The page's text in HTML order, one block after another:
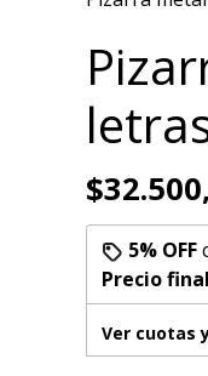
5% OFF
Precio
Ver cuotas